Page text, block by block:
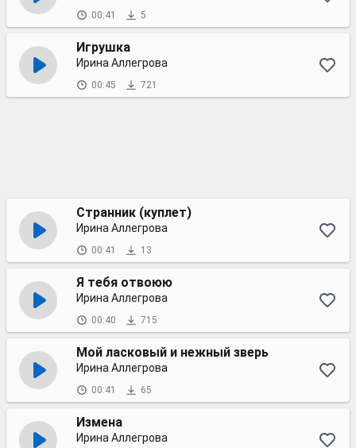
00:41 5
Игрушка
Ирина Аллегрова
00:45 721
Странник (куплет)
Ирина Аллегрова
00:41 13
Я тебя отвоюю
Ирина Аллегрова
00:40 715
Мой ласковый и нежный зверь
Ирина Аллегрова
00:41 65
Измена
Ирина Аллегрова